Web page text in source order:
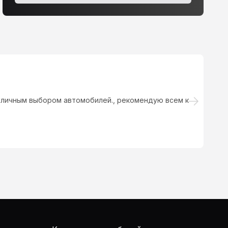
выбором автомобилей., рекомендую всем к